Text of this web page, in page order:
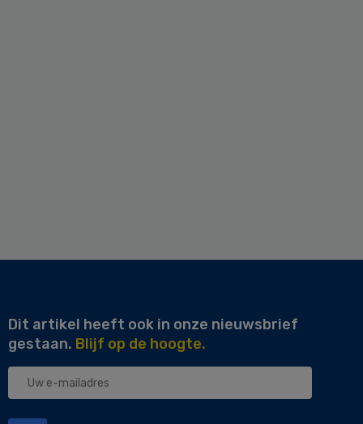
Dit artikel heeft ook in onze nieuwsbrief
gestaan. Blijf op de hoogte.
Uw